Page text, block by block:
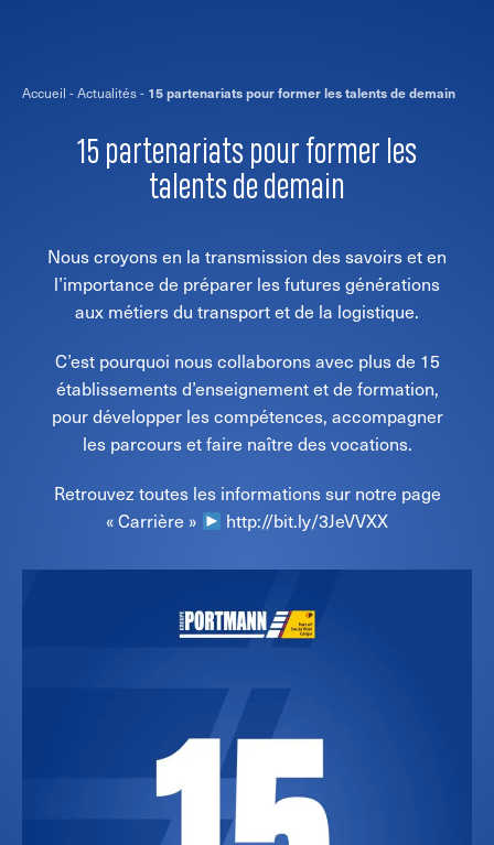
Accueil -Actualités- 15 partenariats pour former les talents de demain
15 partenariats pour former les
talents de demain
Nous croyons en la transmission des savoirs et en
l’importance de préparer les futures générations
aux métiers du transport et de la logistique.
C’est pourquoi nous collaborons avec plus de 15
établissements d’enseignement et de formation,
pour développer les compétences, accompagner
les parcours et faire naître des vocations.
Retrouvez toutes les informations sur notre page
« Carrière »
http://bit.ly/3JeVVXX